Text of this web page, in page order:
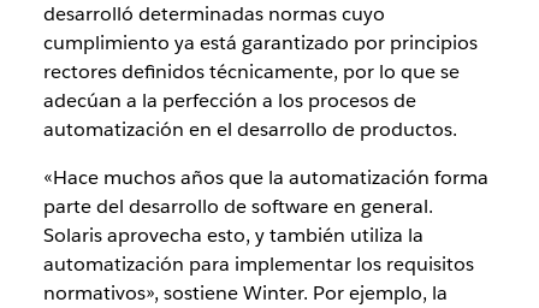
desarrolló determinadas normas cuyo
cumplimiento ya está garantizado por principios
rectores definidos técnicamente, por lo que se
adecúan a la perfección a los procesos de
automatización en el desarrollo de productos.
«Hace muchos años que la automatización forma
parte del desarrollo de software en general.
Solaris aprovecha esto, y también utiliza la
automatización para implementar los requisitos
normativos», sostiene Winter. Por ejemplo, la